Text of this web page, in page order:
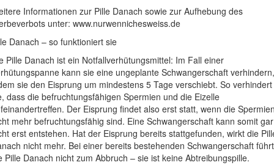
Informationen zur Pille Danach sowie zur Aufhebung des
unter: www.nurwennichesweiss.de
Danach – so funktioniert sie
Pille Danach ist ein Notfallverhütungsmittel: Im Fall einer
kann sie eine ungeplante Schwangerschaft verhindern,
sie den Eisprung um mindestens 5 Tage verschiebt. So verhindert
dass die befruchtungsfähigen Spermien und die Eizelle
Der Eisprung findet also erst statt, wenn die
mehr befruchtungsfähig sind. Eine Schwangerschaft kann somit gar
erst entstehen. Hat der Eisprung bereits stattgefunden, wirkt die
nicht mehr. Bei einer bereits bestehenden Schwangerschaft führt
Pille Danach nicht zum Abbruch – sie ist keine Abtreibungspille.